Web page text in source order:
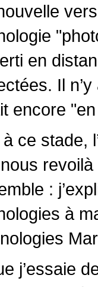
en
Il
encore
ce stade,
:
à
j’essaie